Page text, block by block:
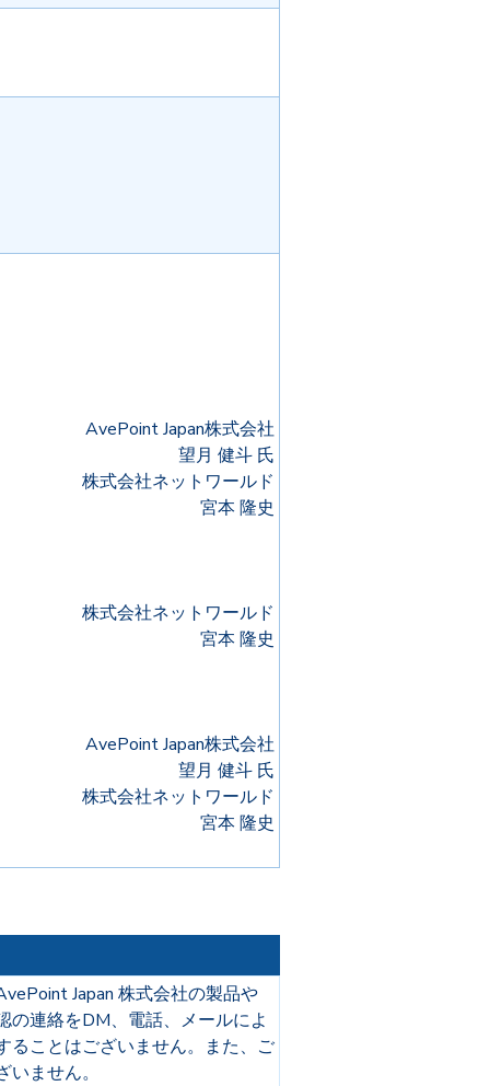
AvePoint Japan株式会社
望月 健斗 氏
株式会社ネットワールド
宮本 隆史
株式会社ネットワールド
宮本 隆史
AvePoint Japan株式会社
望月 健斗 氏
株式会社ネットワールド
宮本 隆史
Japan 株式会社の製品や
の連絡をDM、電話、メールによ
ることはございません。また、ご
ません。